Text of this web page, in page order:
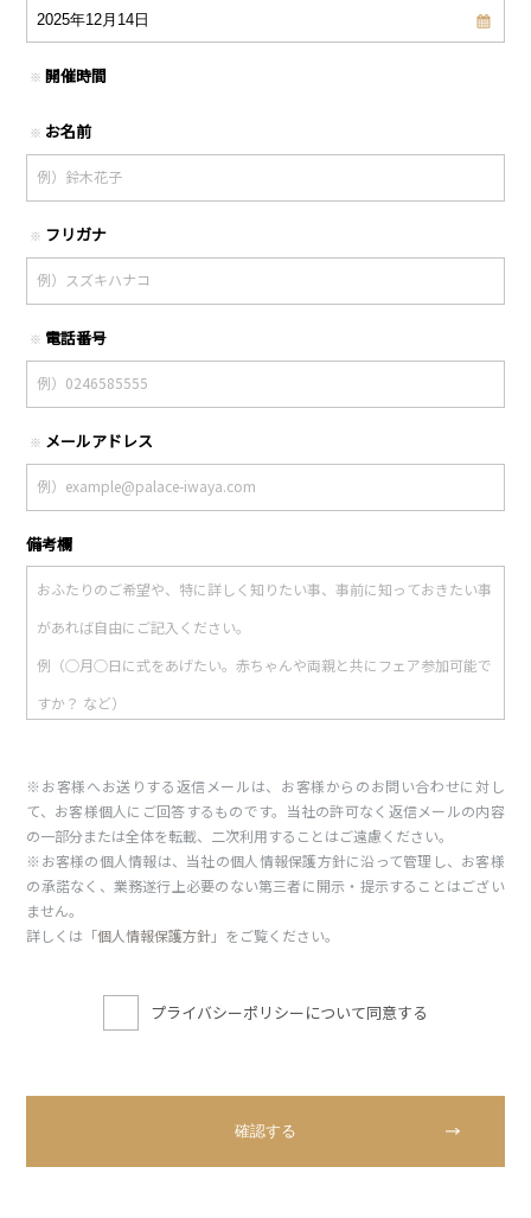
※ 開催時間
※ お名前
※ フリガナ
※ 電話番号
※ メールアドレス
備考欄
※お客様へお送りする返信メールは、お客様からのお問い合わせに対し
て、お客様個人にご回答するものです。当社の許可なく返信メールの内容
の一部分または全体を転載、二次利用することはご遠慮ください。
※お客様の個人情報は、当社の個人情報保護方針に沿って管理し、お客様
の承諾なく、業務遂行上必要のない第三者に開示・提示することはござい
ません。
詳しくは「個人情報保護方針」をご覧ください。
プライバシーポリシーについて同意する